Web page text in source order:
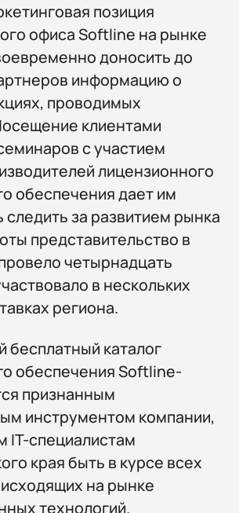
позиция
офиса Softline на рынке
доносить до
информацию о
проводимых
клиентами
с участием
лицензионного
обеспечения дает им
за развитием рынка
представительство в
четырнадцать
в нескольких
региона.
каталог
обеспечения Softline-
признанным
инструментом компании,
IT-специалистам
края быть в курсе всех
на рынке
технологий.